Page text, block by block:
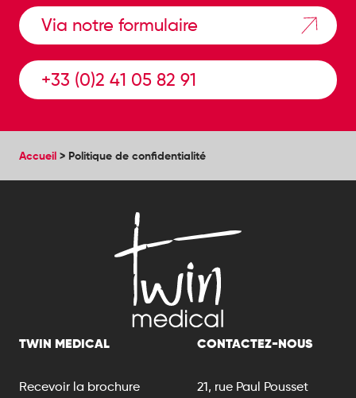
Via notre formulaire
+33 (0)2 41 05 82 91
Accueil > Politique de confidentialité
TWIN MEDICAL
Recevoir la brochure
CONTACTEZ-NOUS
21, rue Paul Pousset